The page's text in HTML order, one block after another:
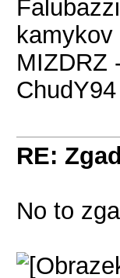
MIZDRZ
RE:
No to